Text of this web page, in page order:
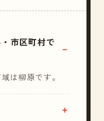
市区町村で
は柳原です。